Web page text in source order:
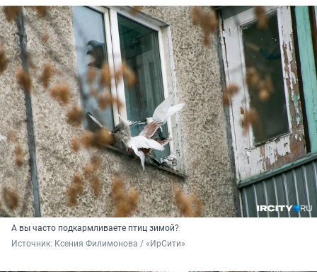
А вы часто подкармливаете птиц зимой?
Источник: Ксения Филимонова / «ИрСити»